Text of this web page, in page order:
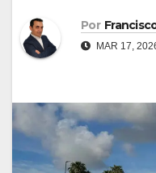
Por
MAR 17,